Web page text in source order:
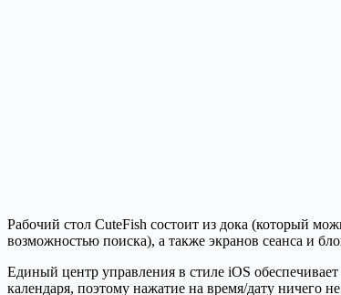
Рабочий стол CuteFish состоит из дока (который
возможностью поиска), а также экранов сеанса и
Единый центр управления в стиле iOS
календаря, поэтому нажатие на время/дату ничего не